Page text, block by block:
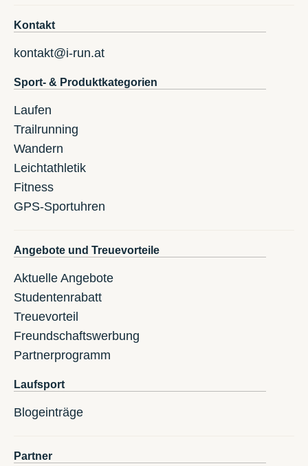
Kontakt
kontakt@i-run.at
Sport- & Produktkategorien
Laufen
Trailrunning
Wandern
Leichtathletik
Fitness
GPS-Sportuhren
Angebote und Treuevorteile
Aktuelle Angebote
Studentenrabatt
Treuevorteil
Freundschaftswerbung
Partnerprogramm
Laufsport
Blogeinträge
Partner